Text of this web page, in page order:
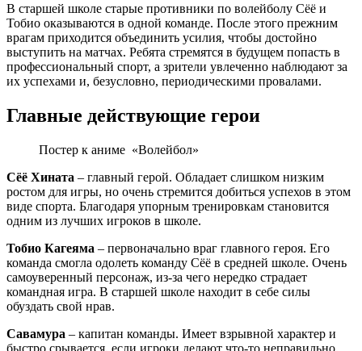
В старшей школе старые противники по волейболу Сёё и
Тобио оказываются в одной команде. После этого прежним
врагам приходится объединить усилия, чтобы достойно
выступить на матчах. Ребята стремятся в будущем попасть в
профессиональный спорт, а зрители увлеченно наблюдают за
их успехами и, безусловно, периодическими провалами.
Главные действующие герои
Постер к аниме «Волейбол»
Сёё Хината – главный герой. Обладает слишком низким
ростом для игры, но очень стремится добиться успехов в этом
виде спорта. Благодаря упорным тренировкам становится
одним из лучших игроков в школе.
Тобио Кагеяма – первоначально враг главного героя. Его
команда смогла одолеть команду Сёё в средней школе. Очень
самоуверенный персонаж, из-за чего нередко страдает
командная игра. В старшей школе находит в себе силы
обуздать свой нрав.
Савамура – капитан команды. Имеет взрывной характер и
быстро срывается, если игроки делают что-то неправильно.